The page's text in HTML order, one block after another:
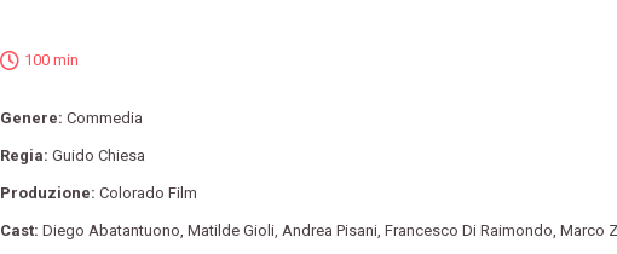
100 min
Genere:Commedia
Regia:Guido Chiesa
Produzione:Colorado Film
Cast:Diego Abatantuono,Matilde Gioli,Andrea Pisani,Francesco Di Raimondo,Marco